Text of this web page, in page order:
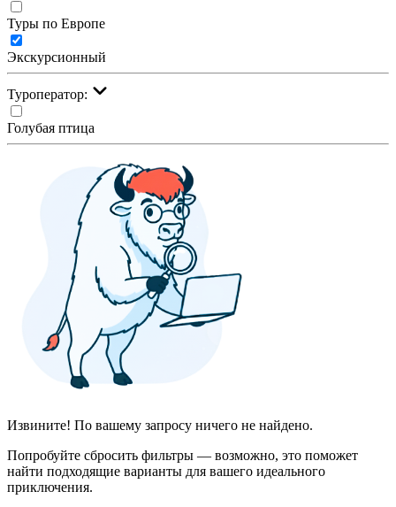
Туры по Европе
Экскурсионный
Туроператор:
Голубая птица
Извините! По вашему запросу ничего не найдено.
Попробуйте сбросить фильтры — возможно, это поможет
найти подходящие варианты для вашего идеального
приключения.